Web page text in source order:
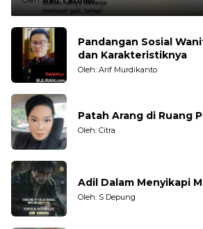
Pandangan Sosial
dan Karakteristiknya
Oleh: Arif Murdikanto
Patah Arang di Ruang
Oleh: Citra
Adil Dalam Menyikapi
Oleh: S Depung